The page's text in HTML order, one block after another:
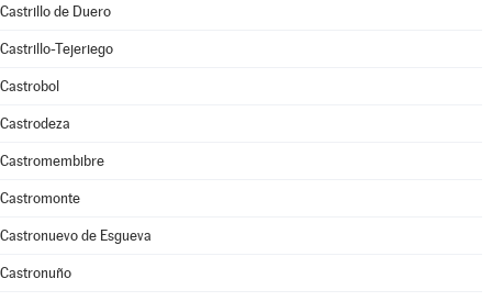
Castrillo de Duero
Castrillo-Tejeriego
Castrobol
Castrodeza
Castromembibre
Castromonte
Castronuevo de Esgueva
Castronuño